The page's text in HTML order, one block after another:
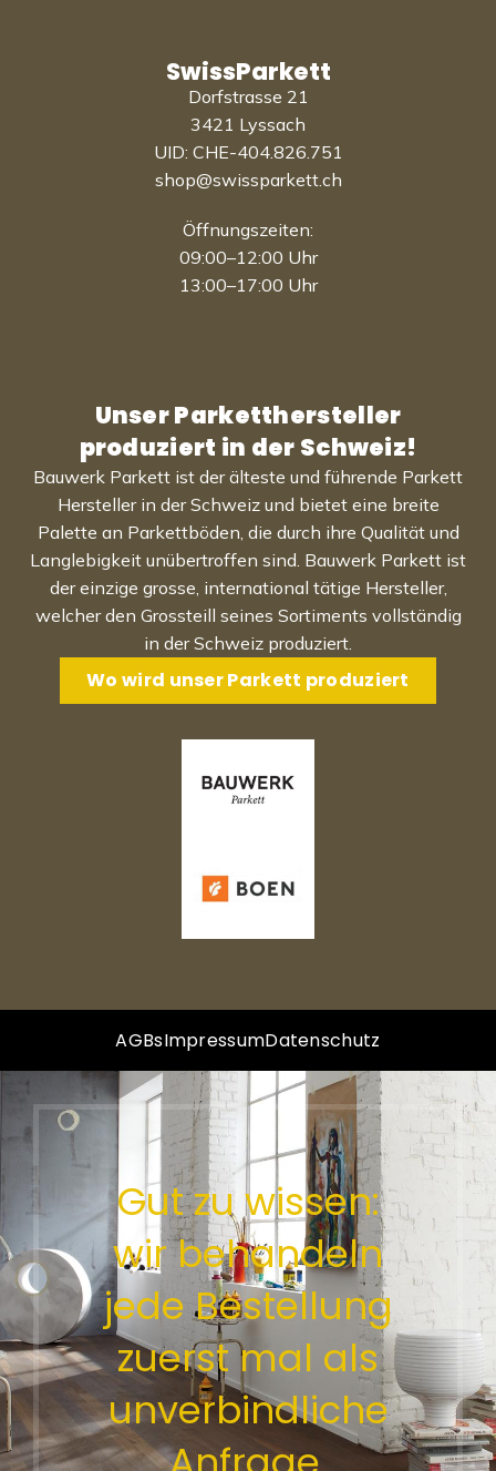
SwissParkett
Dorfstrasse 21
3421 Lyssach
UID: CHE-404.826.751
shop@swissparkett.ch
Öffnungszeiten:
09:00–12:00 Uhr
13:00–17:00 Uhr
Unser Parketthersteller
produziert in der Schweiz!
Bauwerk Parkett ist der älteste und führende Parkett
Hersteller in der Schweiz und bietet eine breite
Palette an Parkettböden, die durch ihre Qualität und
Langlebigkeit unübertroffen sind. Bauwerk Parkett ist
der einzige grosse, international tätige Hersteller,
welcher den Grossteill seines Sortiments vollständig
in der Schweiz produziert.
Wo wird unser Parkett produziert
AGBsImpressumDatenschutz
Gut zu wissen:
wir behandeln
jede Bestellung
zuerst mal als
unverbindliche